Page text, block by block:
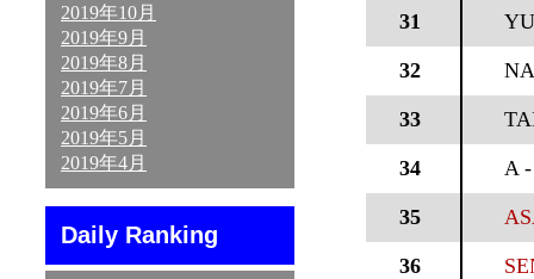
2019年10月
2019年9月
2019年8月
2019年7月
2019年6月
2019年5月
2019年4月
Daily Ranking
31
32
33
34 A
35
36